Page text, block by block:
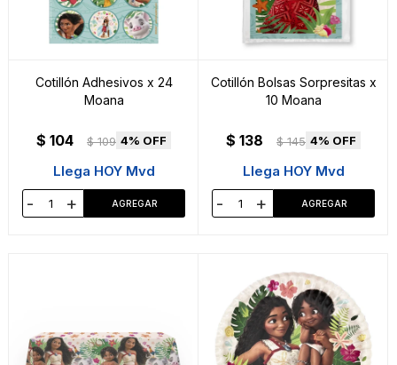
Cotillón Adhesivos x 24
Moana
$ 104 $ 109 4
Llega HOY Mvd
- +
Cotillón Bolsas Sorpresitas x
10 Moana
$ 138 $ 145 4
Llega HOY Mvd
- +